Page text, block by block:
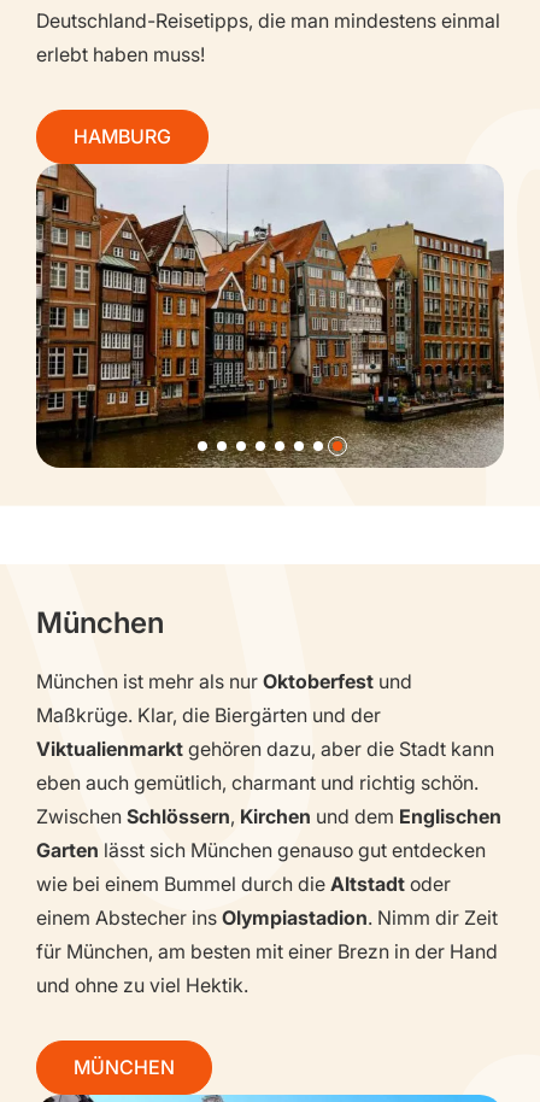
Deutschland-Reisetipps, die man mindestens einmal
erlebt haben muss!
HAMBURG
München
München ist mehr als nur Oktoberfest und
Maßkrüge. Klar, die Biergärten und der
Viktualienmarkt gehören dazu, aber die Stadt kann
eben auch gemütlich, charmant und richtig schön.
Zwischen Schlössern, Kirchen und dem Englischen
Garten lässt sich München genauso gut entdecken
wie bei einem Bummel durch die Altstadt oder
einem Abstecher ins Olympiastadion. Nimm dir Zeit
für München, am besten mit einer Brezn in der Hand
und ohne zu viel Hektik.
MÜNCHEN